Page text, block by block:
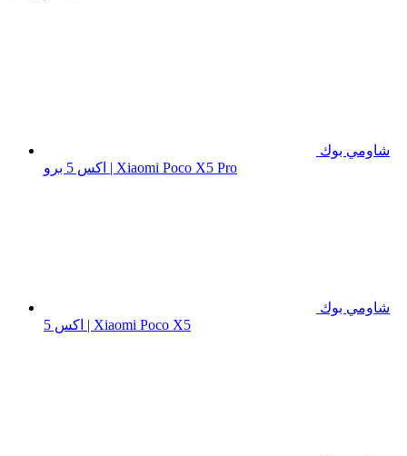
شاومي بوك
اكس 5 برو | Xiaomi Poco X5 Pro
شاومي بوك
اكس 5 | Xiaomi Poco X5